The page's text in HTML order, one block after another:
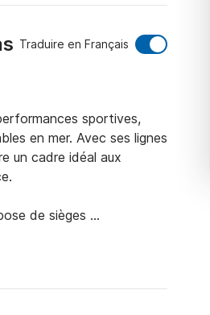
Traduire en Français
sportives,
en mer. Avec ses lignes
un cadre idéal aux
de sièges
nagiez dans des eaux